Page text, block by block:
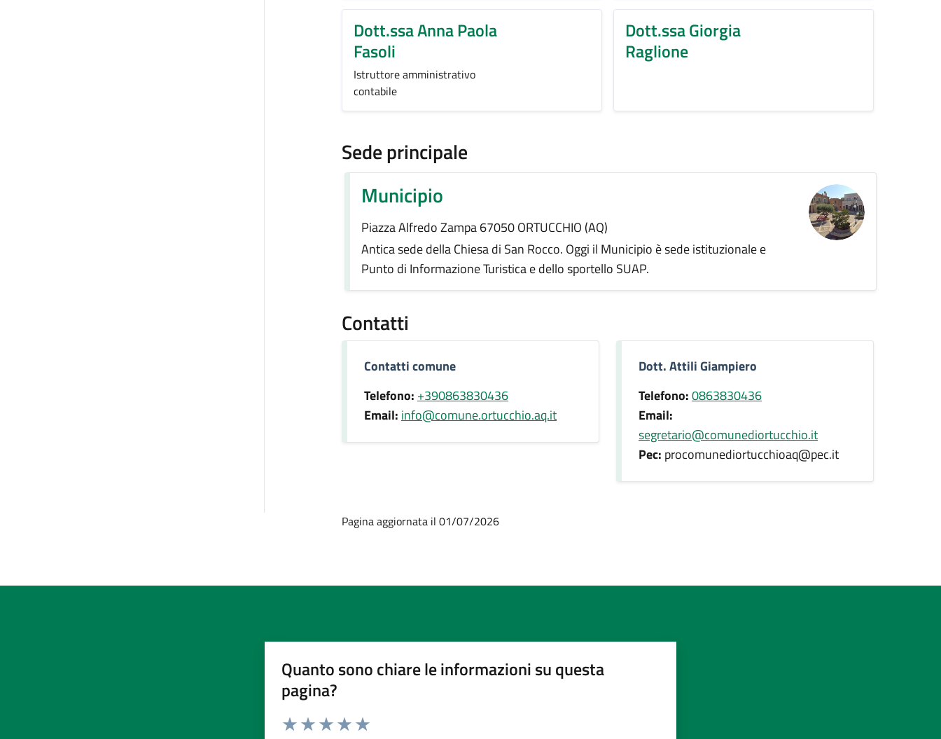
Dott.ssa Anna Paola
Fasoli
Istruttore amministrativo
contabile
Dott.ssa Giorgia
Raglione
Sede principale
Municipio
Piazza Alfredo Zampa 67050 ORTUCCHIO (AQ)
Antica sede della Chiesa di San Rocco. Oggi il Municipio è sede istituzionale e
Punto di Informazione Turistica e dello sportello SUAP.
Contatti
Contatti comune
Telefono: +390863830436
Email: info@comune.ortucchio.aq.it
Dott. Attili Giampiero
Telefono:0863830436
Email:
segretario@comunediortucchio.it
Pec: procomunediortucchioaq@pec.it
Pagina aggiornata il 01/07/2026
Quanto sono chiare le informazioni su questa
pagina?